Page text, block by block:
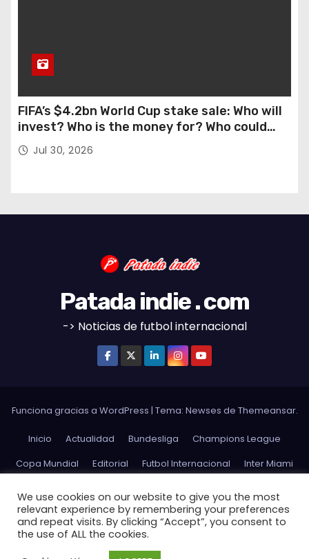
FIFA’s $4.2bn World Cup stake sale: Who will
invest? Who is the money for? Who could
stop this?
Jul 30, 2026
Patada indie . com
-> Noticias de futbol internacional
Funciona gracias a WordPress | Tema: Newses de Themeansar.
Inicio Actualidad Bundesliga
Champions League
Copa Mundial
Editorial Futbol Internacional
Inter Miami
Serie A
Sudamerica Futbol Argentino
USMNT
USWNT
Website Terms and Conditions of Use
We use cookies on our website to give you the most
relevant experience by remembering your preferences
and repeat visits. By clicking “Accept”, you consent to
the use of ALL the cookies.